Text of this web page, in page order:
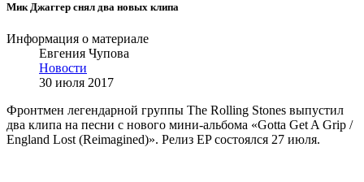
Мик Джаггер снял два новых клипа
Информация о материале
Евгения Чупова
Новости
30 июля 2017
Фронтмен легендарной группы The Rolling Stones выпустил
два клипа на песни с нового мини-альбома «Gotta Get A Grip /
England Lost (Reimagined)». Релиз EP состоялся 27 июля.